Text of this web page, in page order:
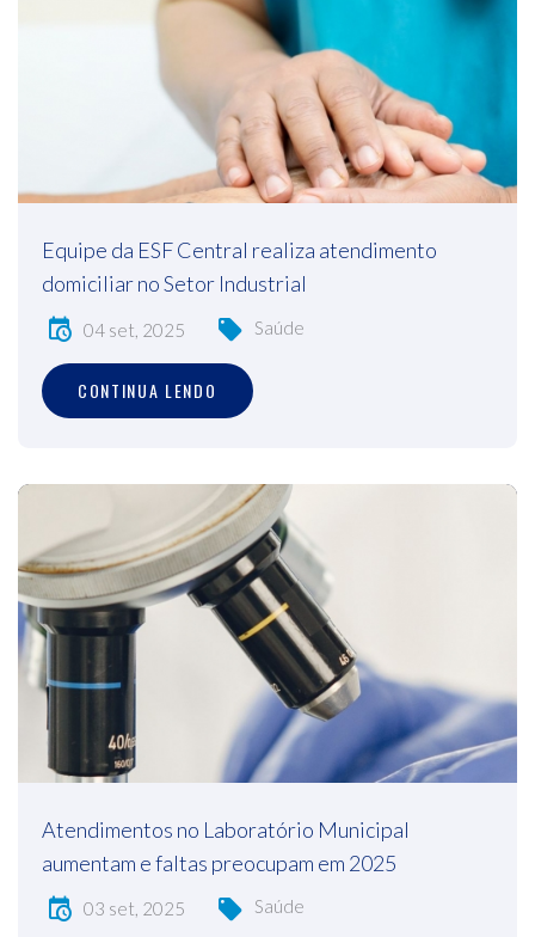
Equipe da ESF Central realiza atendimento
domiciliar no Setor Industrial
04 set, 2025 Saúde
CONTINUA LENDO
Atendimentos no Laboratório Municipal
aumentam e faltas preocupam em 2025
03 set, 2025 Saúde